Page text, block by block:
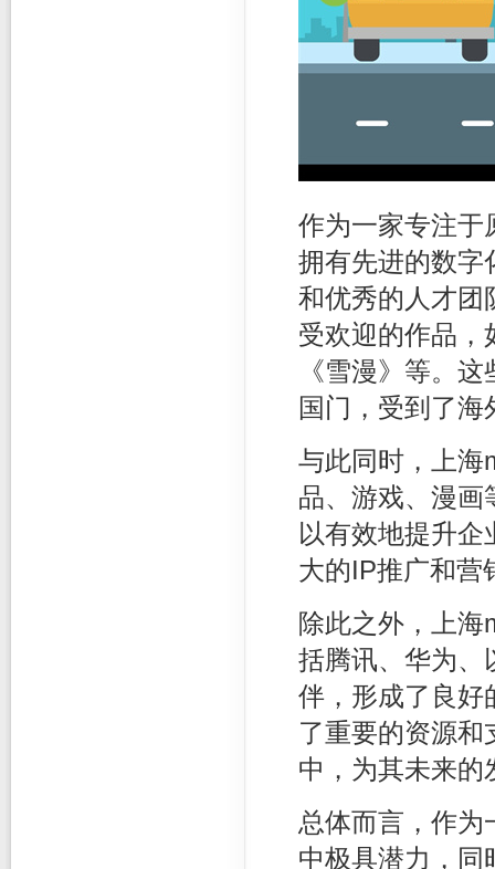
作为一家专注于
拥有先进的数字
和优秀的人才团
受欢迎的作品，
《雪漫》等。
国门，受到了海
与此同时，上海
品、游戏、漫画
以有效地提升
大的IP推广和营
除此之外，上
括腾讯、华为、
伴，形成了良好
了重要的资源和
中，为其未来的
总体而言，作为
中极具潜力，同